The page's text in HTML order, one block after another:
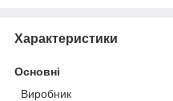
Характеристики
Основні
Виробник